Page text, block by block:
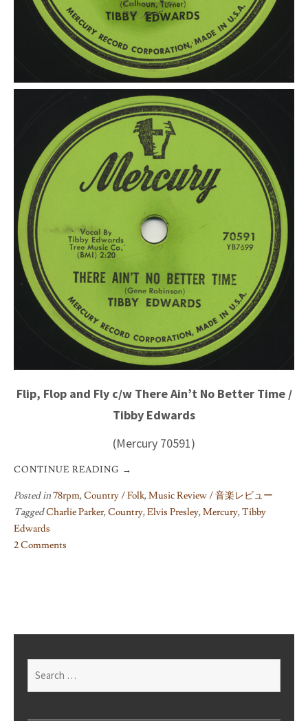
Flip, Flop and Fly c/w There Ain’t No Better Time /
Tibby Edwards
(Mercury 70591)
CONTINUE READING →
Posted in78rpm,Country / Folk,Music Review / 音楽レビュー
TaggedCharlie Parker,Country,Elvis Presley,Mercury,Tibby
Edwards
2 Comments
Tibby
Edwards
for: